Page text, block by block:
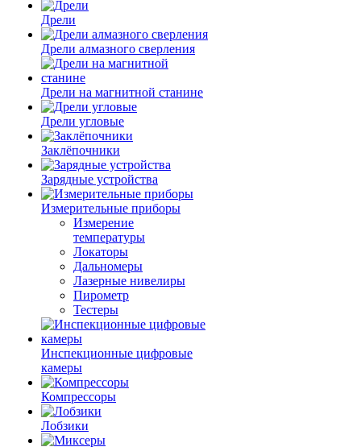
Дрели
Дрели алмазного сверления
Дрели на магнитной станине
Дрели угловые
Заклёпочники
Зарядные устройства
Измерительные приборы
Измерение
температуры
Локаторы
Дальномеры
Лазерные нивелиры
Пирометр
Тестеры
Инспекционные цифровые
камеры
Компрессоры
Лобзики